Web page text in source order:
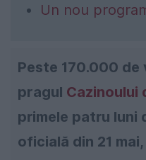
Un nou
Peste 170.000
pragul Cazinoului
primele patru luni
oficială din 21